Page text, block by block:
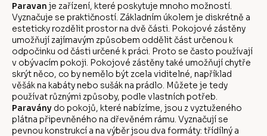
Paravan je zařízení, které poskytuje mnoho možností.
Vyznačuje se praktičností. Základním úkolem je diskrétně a
esteticky rozdělit prostor na dvě části. Pokojové zástěny
umožňují zajímavým způsobem oddělit část určenou k
odpočinku od části určené k práci. Proto se často používají
v obývacím pokoji. Pokojové zástěny také umožňují chytře
skrýt něco, co by nemělo být zcela viditelné, například
věšák na kabáty nebo sušák na prádlo. Můžete je tedy
používat různými způsoby, podle vlastních potřeb.
Paravány do pokojů, které nabízíme, jsou z vyztuženého
plátna připevněného na dřevěném rámu. Vyznačují se
pevnou konstrukcí a na výběr jsou dva formáty: třídílný a